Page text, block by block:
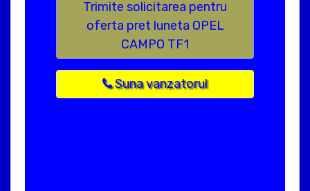
Trimite solicitarea pentru
oferta pret luneta OPEL
CAMPO TF1
Suna vanzatorul